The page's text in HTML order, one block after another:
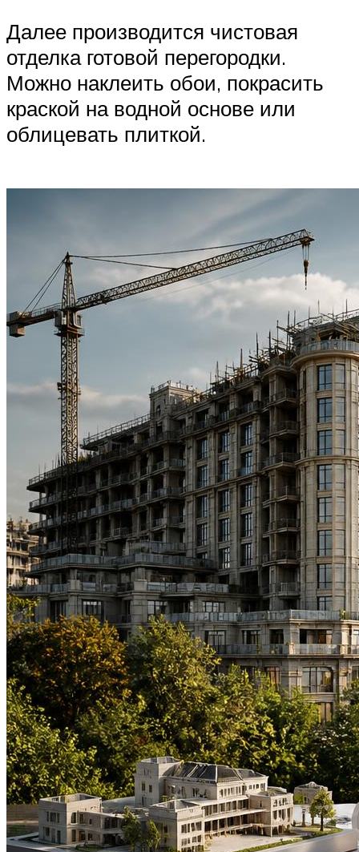
Далее производится чистовая
отделка готовой перегородки.
Можно наклеить обои, покрасить
краской на водной основе или
облицевать плиткой.